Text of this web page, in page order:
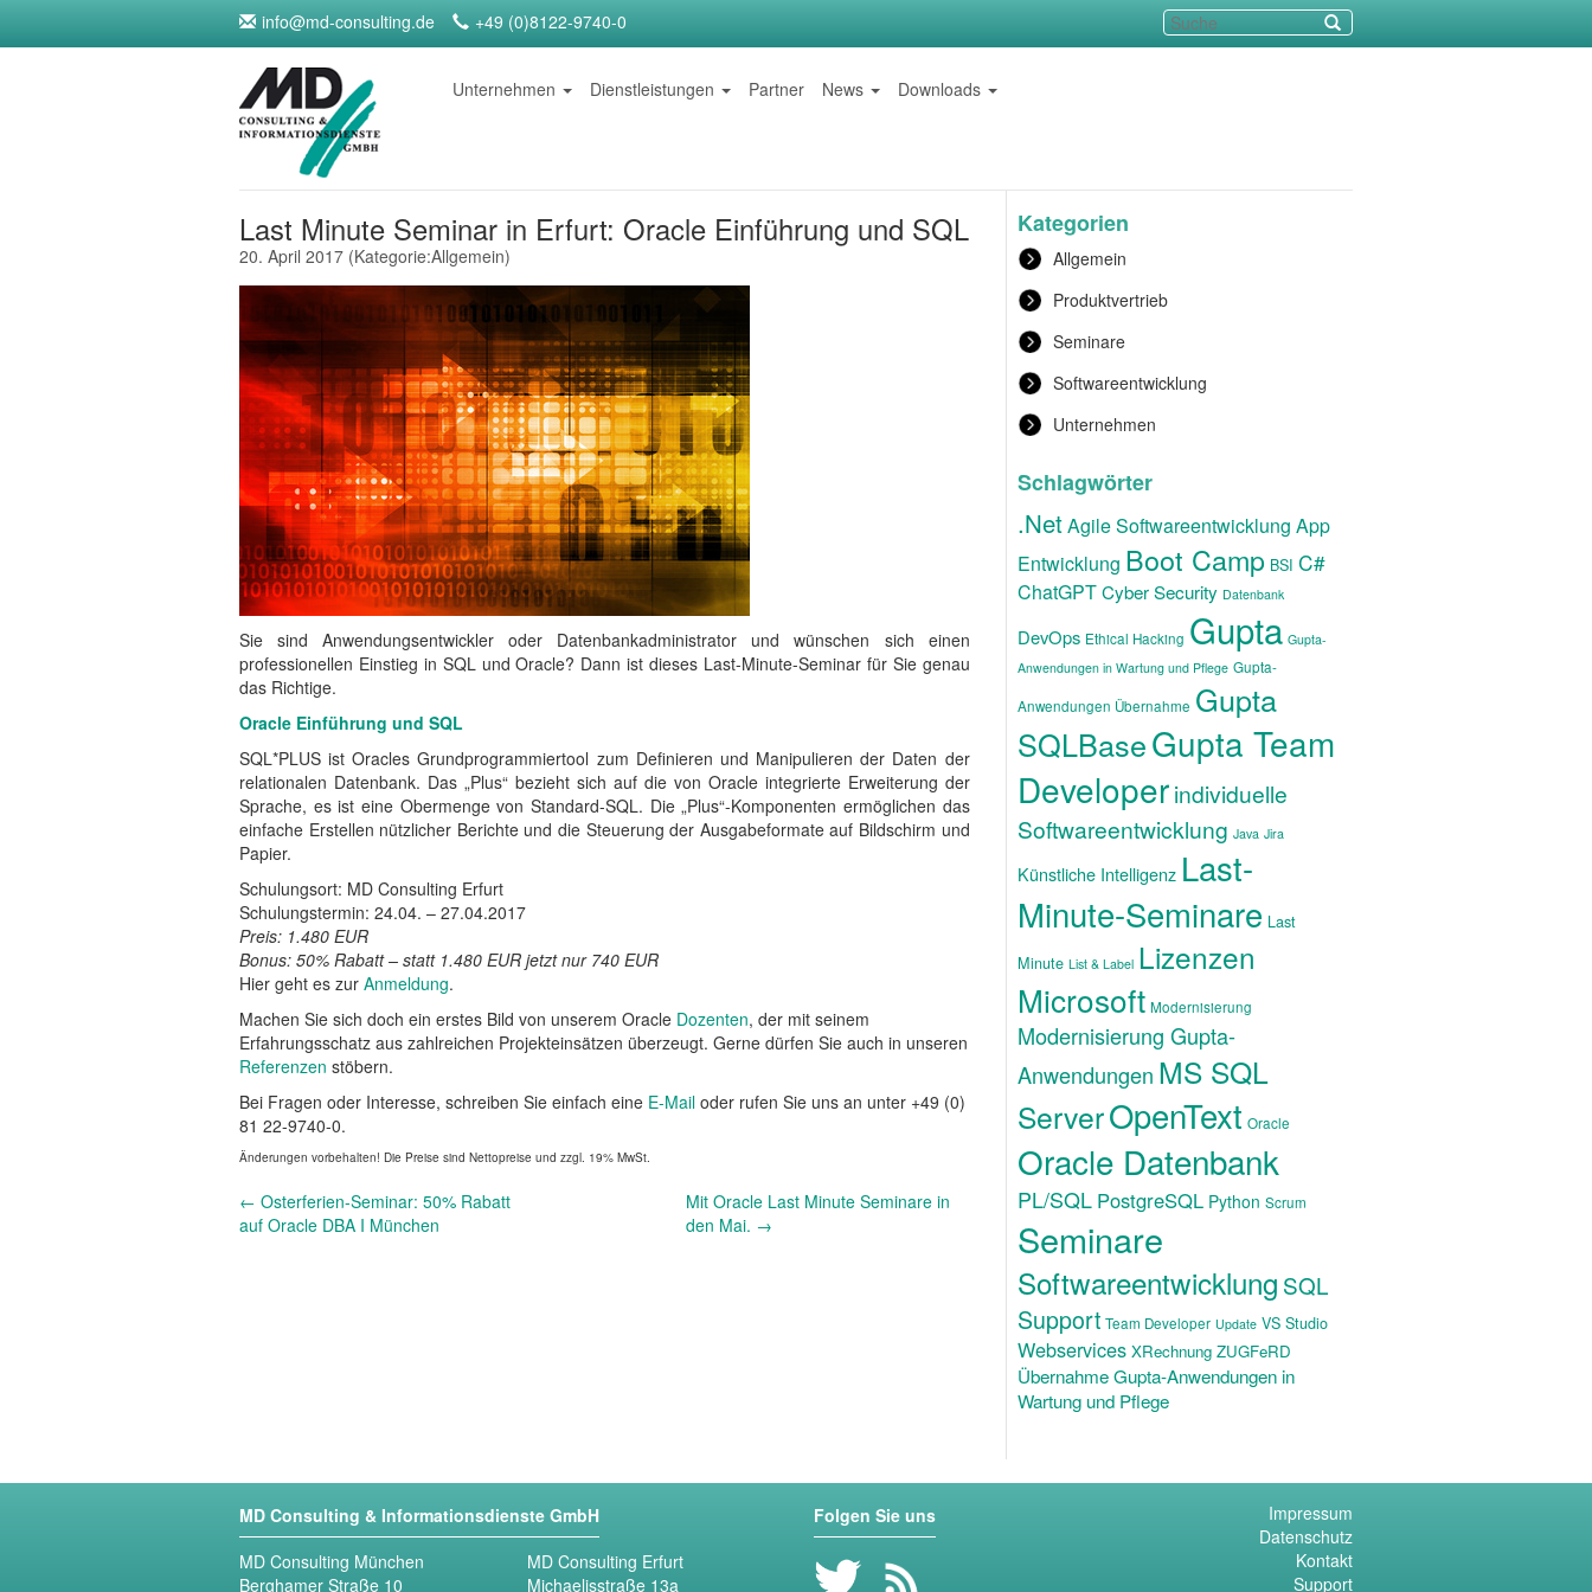
info@md-consulting.de +49 (0)8122-9740-0
Unternehmen Dienstleistungen Partner News Downloads
Last Minute Seminar in Erfurt: Oracle Einführung und SQL
20. April 2017 (Kategorie:Allgemein)
Sie sind Anwendungsentwickler oder Datenbankadministrator und wünschen sich einen
professionellen Einstieg in SQL und Oracle? Dann ist dieses Last-Minute-Seminar für Sie genau
das Richtige.
Oracle Einführung und SQL
SQL*PLUS ist Oracles Grundprogrammiertool zum Definieren und Manipulieren der Daten der
relationalen Datenbank. Das „Plus“ bezieht sich auf die von Oracle integrierte Erweite­rung der
Sprache, es ist eine Obermenge von Standard-SQL. Die „Plus“-Komponenten er­möglichen das
einfache Erstellen nützlicher Berichte und die Steuerung der Ausgabeformate auf Bildschirm und
Papier.
Schulungsort: MD Consulting Erfurt
Schulungstermin: 24.04. – 27.04.2017
Preis: 1.480 EUR
Bonus: 50% Rabatt – statt 1.480 EUR jetzt nur 740 EUR
Hier geht es zur Anmeldung.
Machen Sie sich doch ein erstes Bild von unserem Oracle Dozenten, der mit seinem
Erfahrungsschatz aus zahlreichen Projekteinsätzen überzeugt. Gerne dürfen Sie auch in unseren
Referenzen stöbern.
Bei Fragen oder Interesse, schreiben Sie einfach eine E-Mail oder rufen Sie uns an unter +49 (0)
81 22-9740-0.
Änderungen vorbehalten! Die Preise sind Nettopreise und zzgl. 19% MwSt.
Andere
Nachrichten
← Osterferien-Seminar: 50% Rabatt
auf Oracle DBA I München
Mit Oracle Last Minute Seminare in
den Mai. →
Kategorien
Allgemein
Produktvertrieb
Seminare
Softwareentwicklung
Unternehmen
Schlagwörter
.NetAgile Softwareentwicklung App
Entwicklung Boot Camp BSI C#
ChatGPTCyber Security Datenbank
DevOps Ethical Hacking Gupta Gupta-
Anwendungen in Wartung und Pflege Gupta-
Anwendungen Übernahme Gupta
SQLBaseGupta Team
Developerindividuelle
Softwareentwicklung Java Jira
Künstliche Intelligenz Last-
Minute-Seminare Last
Minute List & Label Lizenzen
Microsoft Modernisierung
Modernisierung Gupta-
Anwendungen MS SQL
ServerOpenText Oracle
Oracle Datenbank
PL/SQL PostgreSQL Python Scrum
Seminare
Softwareentwicklung SQL
Support Team Developer Update VS Studio
Webservices XRechnung ZUGFeRD
Übernahme Gupta-Anwendungen in
Wartung und Pflege
MD Consulting & Informationsdienste GmbH
MD Consulting München
Berghamer Straße 10
MD Consulting Erfurt
Michaelisstraße 13a
Folgen Sie uns
Impressum
Datenschutz
Kontakt
Support